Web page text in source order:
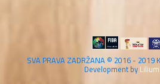
SVA PRAVA ZADRŽANA © 2016 - 2019
Development by